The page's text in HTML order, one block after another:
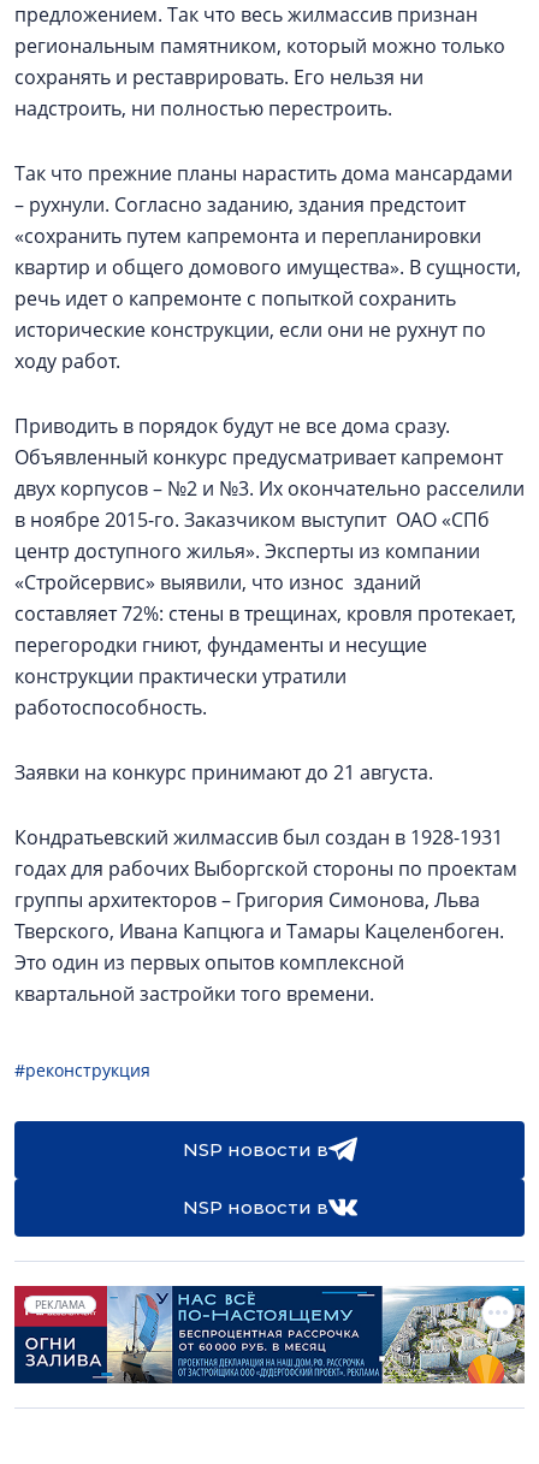
предложением. Так что весь жилмассив признан
региональным памятником, который можно только
сохранять и реставрировать. Его нельзя ни
надстроить, ни полностью перестроить.
Так что прежние планы нарастить дома мансардами
– рухнули. Согласно заданию, здания предстоит
«сохранить путем капремонта и перепланировки
квартир и общего домового имущества». В сущности,
речь идет о капремонте с попыткой сохранить
исторические конструкции, если они не рухнут по
ходу работ.
Приводить в порядок будут не все дома сразу.
Объявленный конкурс предусматривает капремонт
двух корпусов – №2 и №3. Их окончательно расселили
в ноябре 2015-го. Заказчиком выступит ОАО «СПб
центр доступного жилья». Эксперты из компании
«Стройсервис» выявили, что износ зданий
составляет 72%: стены в трещинах, кровля протекает,
перегородки гниют, фундаменты и несущие
конструкции практически утратили
работоспособность.
Заявки на конкурс принимают до 21 августа.
Кондратьевский жилмассив был создан в 1928-1931
годах для рабочих Выборгской стороны по проектам
группы архитекторов – Григория Симонова, Льва
Тверского, Ивана Капцюга и Тамары Кацеленбоген.
Это один из первых опытов комплексной
квартальной застройки того времени.
#реконструкция
NSP новости в
NSP новости в
РЕКЛАМА